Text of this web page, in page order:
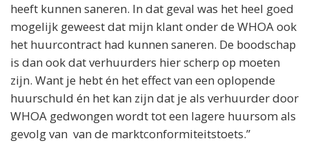
heeft kunnen saneren. In dat geval was het heel goed
mogelijk geweest dat mijn klant onder de WHOA ook
het huurcontract had kunnen saneren. De boodschap
is dan ook dat verhuurders hier scherp op moeten
zijn. Want je hebt én het effect van een oplopende
huurschuld én het kan zijn dat je als verhuurder door
WHOA gedwongen wordt tot een lagere huursom als
gevolg van van de marktconformiteitstoets.”